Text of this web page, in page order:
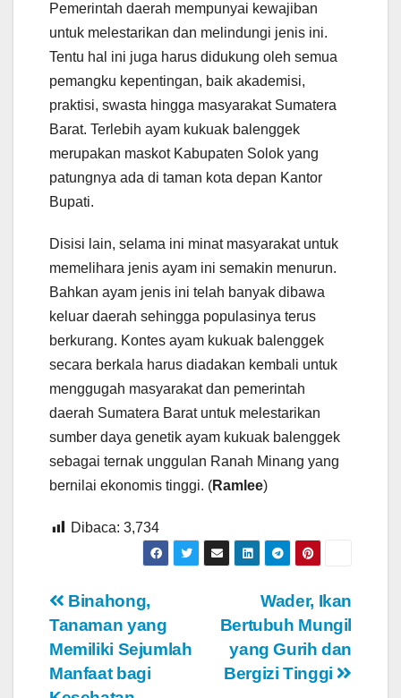
Pemerintah daerah mempunyai kewajiban
untuk melestarikan dan melindungi jenis ini.
Tentu hal ini juga harus didukung oleh semua
pemangku kepentingan, baik akademisi,
praktisi, swasta hingga masyarakat Sumatera
Barat. Terlebih ayam kukuak balenggek
merupakan maskot Kabupaten Solok yang
patungnya ada di taman kota depan Kantor
Bupati.
Disisi lain, selama ini minat masyarakat untuk
memelihara jenis ayam ini semakin menurun.
Bahkan ayam jenis ini telah banyak dibawa
keluar daerah sehingga populasinya terus
berkurang. Kontes ayam kukuak balenggek
secara berkala harus diadakan kembali untuk
menggugah masyarakat dan pemerintah
daerah Sumatera Barat untuk melestarikan
sumber daya genetik ayam kukuak balenggek
sebagai ternak unggulan Ranah Minang yang
bernilai ekonomis tinggi. (Ramlee)
Dibaca: 3,734
Navigasi
pos
Wader, Ikan
Bertubuh Mungil
yang Gurih dan
Bergizi Tinggi
Binahong,
Tanaman yang
Memiliki Sejumlah
Manfaat bagi